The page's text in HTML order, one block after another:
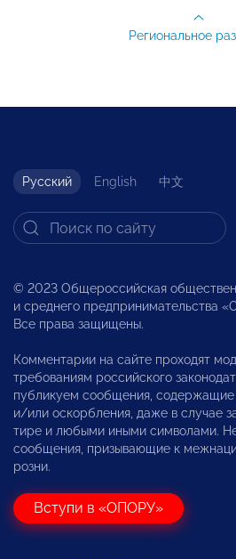
Региональное
Русский English 中文
© 2023 Общероссийская
и среднего предпринимательства
Все права защищены.
Комментарии на сайте проходят
требованиям российского
публикуем сообщения, содержащие
и/или оскорбления, даже в случае
тире и любыми иными символами.
сообщения, призывающие к
розни.
Вступи в «ОПОРУ»